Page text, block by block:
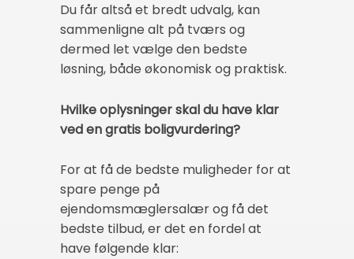
Du får altså et bredt udvalg, kan
sammenligne alt på tværs og
dermed let vælge den bedste
løsning, både økonomisk og praktisk.
Hvilke oplysninger skal du have klar
ved en gratis boligvurdering?
For at få de bedste muligheder for at
spare penge på
ejendomsmæglersalær og få det
bedste tilbud, er det en fordel at
have følgende klar: